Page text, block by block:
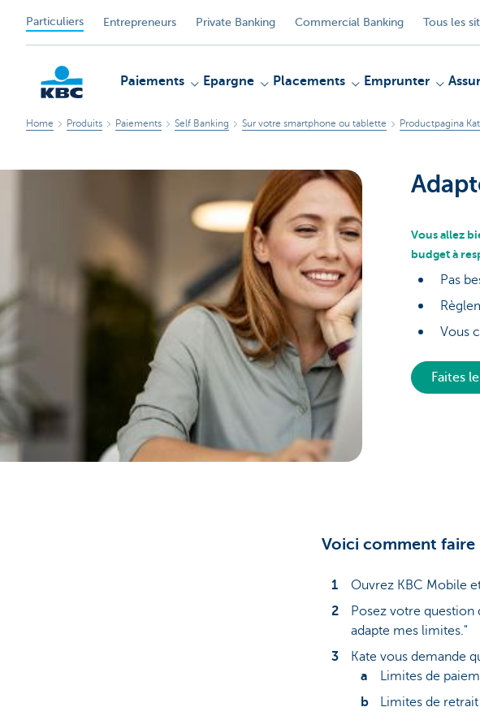
Particuliers Entrepreneurs Private Banking Commercial Banking Tous les
Particulieren
Paiements Epargne Placements Emprunter
Home Produits Paiements Self Banking Sur votre smartphone ou tablette Productpagina
Vous allez
budget à
Pas
Vous
Faites
Voici comment faire
Ouvrez KBC Mobile
Posez votre question
adapte mes limites."
Kate vous demande
Limites de
Limites de